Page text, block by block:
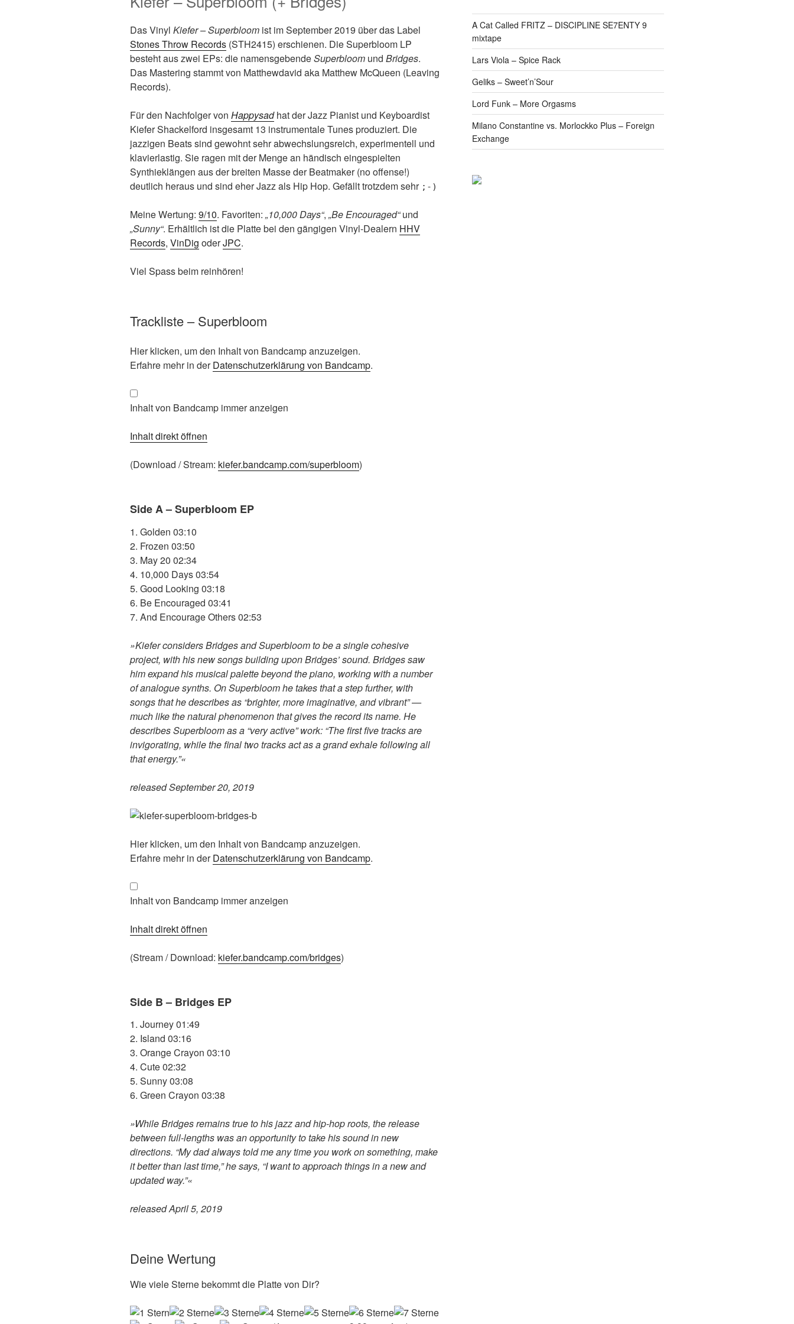
Das Vinyl Kiefer – Superbloom ist im September 2019 über das Label
Stones Throw Records (STH2415) erschienen. Die Superbloom LP
besteht aus zwei EPs: die namensgebendeSuperbloom und Bridges.
Das Mastering stammt von Matthewdavid aka Matthew McQueen (Leaving
Records).
Für den Nachfolger von Happysadhat der Jazz Pianist und Keyboardist
Kiefer Shackelford insgesamt 13 instrumentale Tunes produziert. Die
jazzigen Beats sind gewohnt sehr abwechslungsreich, experimentell und
klavierlastig. Sie ragen mit der Menge an händisch eingespielten
Synthieklängen aus der breiten Masse der Beatmaker (no offense!)
deutlich heraus und sind eher Jazz als Hip Hop. Gefällt trotzdem sehr ;-)
Meine Wertung: 9/10. Favoriten: „10,000 Days“, „Be Encouraged“und
„Sunny“. Erhältlich ist die Platte bei den gängigen Vinyl-Dealern HHV
Records, VinDig oderJPC.
Viel Spass beim reinhören!
Trackliste – Superbloom
Inhalt
von
anzeigen
Hier klicken, um den Inhalt von Bandcamp anzuzeigen.
Erfahre mehr in derDatenschutzerklärung von Bandcamp.
Inhalt von Bandcamp immer anzeigen
Inhalt direkt öffnen
(Download / Stream: kiefer.bandcamp.com/superbloom)
Side A – Superbloom EP
1. Golden 03:10
2. Frozen 03:50
3. May 20 02:34
4. 10,000 Days 03:54
5. Good Looking 03:18
6. Be Encouraged 03:41
7. And Encourage Others 02:53
»Kiefer considers Bridges and Superbloom to be a single cohesive
project, with his new songs building upon Bridges’ sound. Bridges saw
him expand his musical palette beyond the piano, working with a number
of analogue synths. On Superbloom he takes that a step further, with
songs that he describes as “brighter, more imaginative, and vibrant” —
much like the natural phenomenon that gives the record its name. He
describes Superbloom as a “very active” work: “The first five tracks are
invigorating, while the final two tracks act as a grand exhale following all
that energy.”«
released September 20, 2019
Inhalt
von
anzeigen
Hier klicken, um den Inhalt von Bandcamp anzuzeigen.
Erfahre mehr in derDatenschutzerklärung von Bandcamp.
Inhalt von Bandcamp immer anzeigen
Inhalt direkt öffnen
(Stream / Download: kiefer.bandcamp.com/bridges)
Side B – Bridges EP
1. Journey 01:49
2. Island 03:16
3. Orange Crayon 03:10
4. Cute 02:32
5. Sunny 03:08
6. Green Crayon 03:38
»While Bridges remains true to his jazz and hip-hop roots, the release
between full-lengths was an opportunity to take his sound in new
directions. “My dad always told me any time you work on something, make
it better than last time,” he says, “I want to approach things in a new and
updated way.”«
released April 5, 2019
Deine Wertung
Wie viele Sterne bekommt die Platte von Dir?
A Cat Called FRITZ – DISCIPLINE SE7ENTY 9
mixtape
Lars Viola – Spice Rack
Geliks – Sweet’n’Sour
Lord Funk – More Orgasms
Milano Constantine vs. Morlockko Plus – Foreign
Exchange